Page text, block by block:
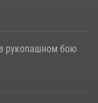
рукопашном бою